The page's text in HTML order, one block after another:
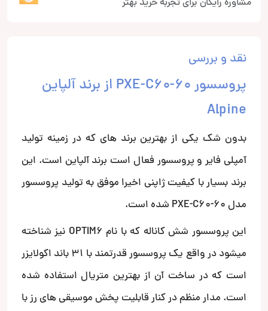
نقد و بررسی
پروسسور PXE-C60-60 از برند آلپاین
Alpine
بدون شک یکی از بهترین برند های که در زمینه تولید
آمپلی فایر و پروسسور فعال است برند آلپاین است. این
برند بسیار با کیفیت ژاپنی اخیرا موفق به تولید پروسسور
مدل PXE-C60-60 شده است.
این پروسسور شش کاناله که با نام OPTIM6 نیز شناخته
میشود در واقع یک پروسسور قدرتمند با 31 باند اکولایزر
است که در ساخت آن از بهترین متریال استفاده شده
است. مدار منظم در کنار قابلیت پخش موسیقی های رز با